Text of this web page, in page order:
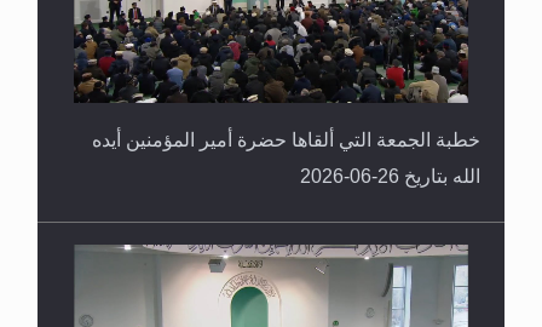
خطبة الجمعة التي ألقاها حضرة أمير المؤمنين أيده
الله بتاريخ 26-06-2026